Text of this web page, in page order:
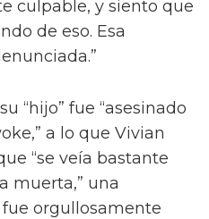
culpable, y siento que
de eso. Esa
“hijo” fue “asesinado
a lo que Vivian
“se veía bastante
muerta,” una
orgullosamente